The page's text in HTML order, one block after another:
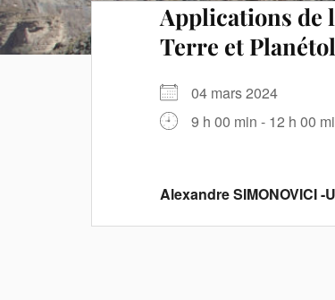
Applications de
Terre et
04 mars 2024
9 h 00 min - 12 h 00
Alexandre SIMONOVICI -